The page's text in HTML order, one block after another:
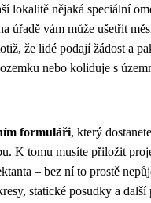
lokalitě nějaká speciální
úřadě vám může ušetřit
že lidé podají žádost a
nebo koliduje s
formuláři, který
K tomu musíte přiložit
– bez ní to prostě
statické posudky a další